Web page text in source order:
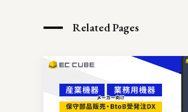
Related Pages